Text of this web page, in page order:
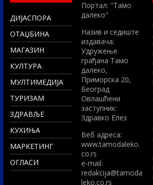
ДИЈАСПОРА
ОТАЏБИНА
МАГАЗИН
КУЛТУРА
МУЛТИМЕДИЈА
ТУРИЗАМ
ЗДРАВЉЕ
КУХИЊА
МАРКЕТИНГ
ОГЛАСИ
Портал: "Тамо
далеко"
Назив и седиште
издавача:
Удружење
грађана Тамо
далеко,
Приморска 20,
Београд
Овлашћени
заступник:
Здравко Елез
Вeб адреса:
www.tamodaleko.
co.rs
e-mail:
redakcija@tamoda
leko.co.rs